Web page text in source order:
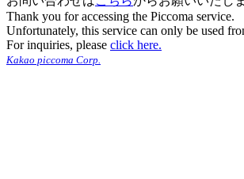
Thank you for accessing the Piccoma service.
Unfortunately, this service can only be used
For inquiries, please click here.
Kakao piccoma Corp.